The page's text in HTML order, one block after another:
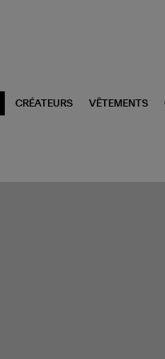
CRÉATEURS VÊTEMENTS